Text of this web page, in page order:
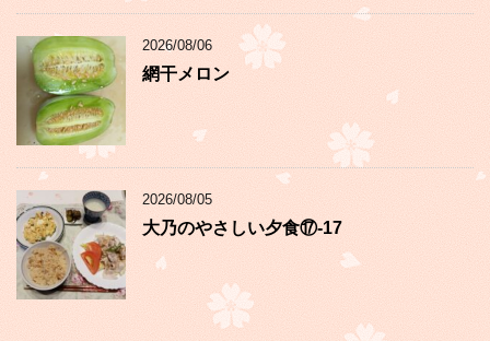
2026/08/06
網干メロン
2026/08/05
大乃のやさしい夕食⑰-17